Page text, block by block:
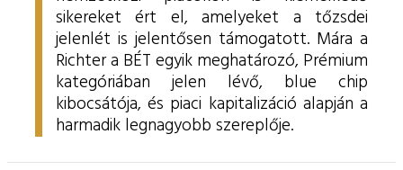
sikereket ért el, amelyeket a tőzsdei
jelenlét is jelentősen támogatott. Mára a
Richter a BÉT egyik meghatározó, Prémium
kategóriában jelen lévő, blue chip
kibocsátója, és piaci kapitalizáció alapján a
harmadik legnagyobb szereplője.